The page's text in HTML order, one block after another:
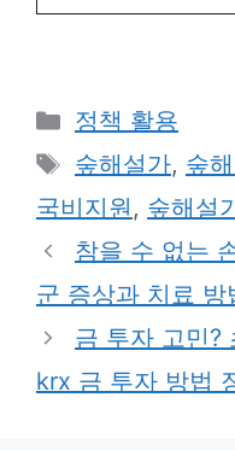
Categories
정책 활용
Tags
숲해설가, 숲
국비지원 , 숲해설
참을 수 없는
군 증상과 치료 방
금 투자 고민?
krx 금 투자 방법